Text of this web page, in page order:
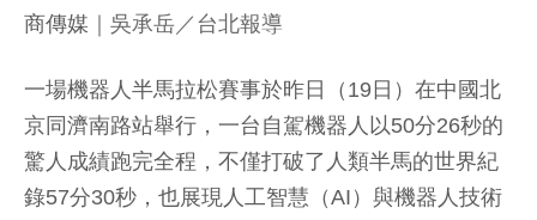
商傳媒 ｜吳承岳／台北報導
一場機器人半馬拉松賽事於昨日（19日）在中國北
京同濟南路站舉行，一台自駕機器人以50分26秒的
驚人成績跑完全程，不僅打破了人類半馬的世界紀
錄57分30秒，也展現人工智慧（AI）與機器人技術